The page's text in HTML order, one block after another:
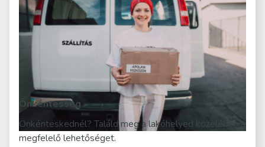
Önkéntesség
Önkénteskednél? Találd meg a lakóhelyed közelében a
megfelelő lehetőséget.